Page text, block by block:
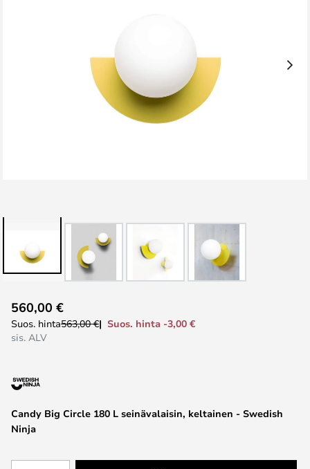
to
the
the
gallery
Candy Big Circle 180 L seinävalaisin, keltainen - Swedish
Ninja
560,00 €
Suos. hinta563,00 €
Suos. hinta -3,00 €
sis. ALV